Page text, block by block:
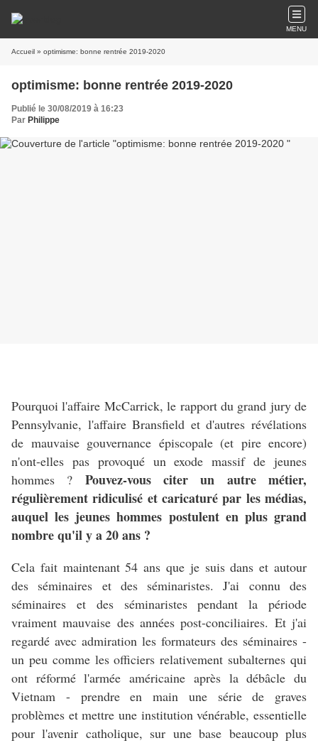
MENU
Accueil » optimisme: bonne rentrée 2019-2020
optimisme: bonne rentrée 2019-2020
Publié le 30/08/2019 à 16:23
Par Philippe
Pourquoi l'affaire McCarrick, le rapport du grand jury de
Pennsylvanie, l'affaire Bransfield et d'autres révélations
de mauvaise gouvernance épiscopale (et pire encore)
n'ont-elles pas provoqué un exode massif de jeunes
hommes ? Pouvez-vous citer un autre métier,
régulièrement ridiculisé et caricaturé par les médias,
auquel les jeunes hommes postulent en plus grand
nombre qu'il y a 20 ans ?
Cela fait maintenant 54 ans que je suis dans et autour
des séminaires et des séminaristes. J'ai connu des
séminaires et des séminaristes pendant la période
vraiment mauvaise des années post-conciliaires. Et j'ai
regardé avec admiration les formateurs des séminaires -
un peu comme les officiers relativement subalternes qui
ont réformé l'armée américaine après la débâcle du
Vietnam - prendre en main une série de graves
problèmes et mettre une institution vénérable, essentielle
pour l'avenir catholique, sur une base beaucoup plus